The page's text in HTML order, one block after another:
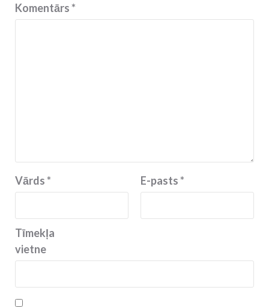
Komentārs*
Vārds* E-pasts*
Tīmekļa
vietne